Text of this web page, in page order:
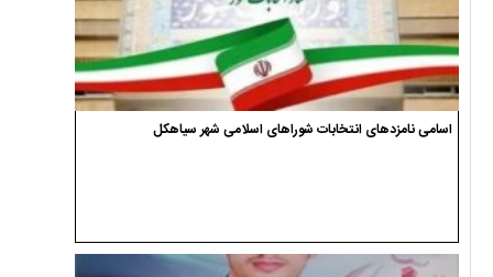
اسامی نامزدهای انتخابات شوراهای اسلامی شهر سیاهکل